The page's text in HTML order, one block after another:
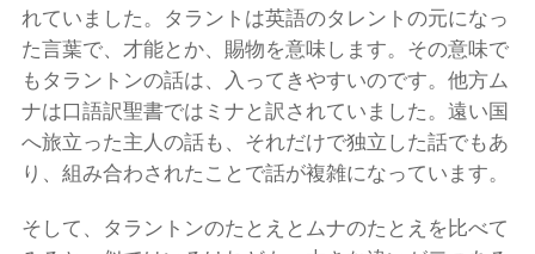
れていました。タラントは英語のタレントの元になっ
た言葉で、才能とか、賜物を意味します。その意味で
もタラントンの話は、入ってきやすいのです。他方ム
ナは口語訳聖書ではミナと訳されていました。遠い国
へ旅立った主人の話も、それだけで独立した話でもあ
り、組み合わされたことで話が複雑になっています。
そして、タラントンのたとえとムナのたとえを比べて